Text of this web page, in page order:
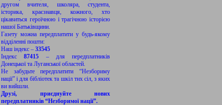
другом вчителя, школяра, студента,
історика, краєзнавця, кожного, хто
цікавиться героїчною і трагічною історією
нашої Батьківщини.
Газету можна передплатити у будь-якому
відділенні пошти:
Наш індекс – 33545
Індекс87415 – для передплатників
Донецької та Луганської областей.
Не забудьте передплатити “Незбориму
нації” і для бібліотек та шкіл тих сіл, з яких
ви вийшли.
Друзі, приєднуйте нових
передплатників “Незборимої нації”.